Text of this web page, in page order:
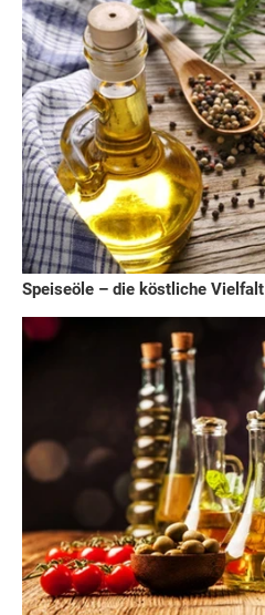
Speiseöle – die köstliche Vielfalt